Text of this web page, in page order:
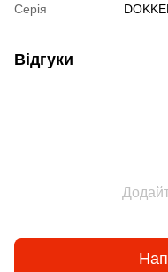
Серія
Відгуки